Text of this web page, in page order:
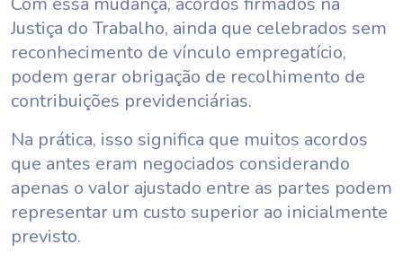
Justiça do Trabalho, ainda que celebrados sem
reconhecimento de vínculo empregatício,
podem gerar obrigação de recolhimento de
contribuições previdenciárias.
Na prática, isso significa que muitos acordos
que antes eram negociados considerando
apenas o valor ajustado entre as partes podem
representar um custo superior ao inicialmente
previsto.